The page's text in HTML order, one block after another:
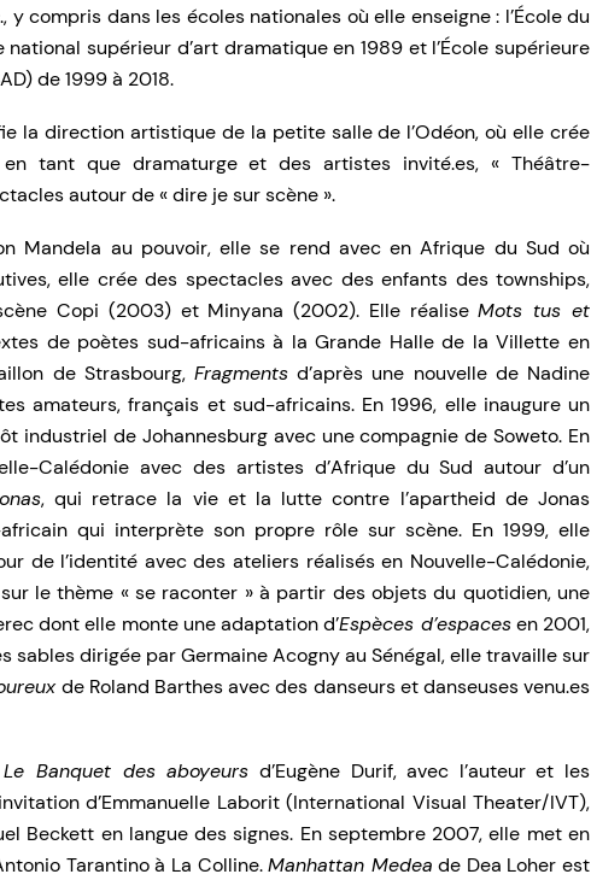
., y compris dans les écoles nationales où elle enseigne : l’École du
national supérieur d’art dramatique en 1989 et l’École supérieure
de 1999 à 2018.
la direction artistique de la petite salle de l’Odéon, où elle crée
en tant que dramaturge et des artistes invité.es, « Théâtre-
autour de « dire je sur scène ».
Mandela au pouvoir, elle se rend avec en Afrique du Sud où
elle crée des spectacles avec des enfants des townships,
Copi (2003) et Minyana (2002). Elle réaliseMots tus et
de poètes sud-africains à la Grande Halle de la Villette en
de Strasbourg, Fragmentsd’après une nouvelle de Nadine
amateurs, français et sud-africains. En 1996, elle inaugure un
industriel de Johannesburg avec une compagnie de Soweto. En
Calédonie avec des artistes d’Afrique du Sud autour d’un
, qui retrace la vie et la lutte contre l’apartheid de Jonas
qui interprète son propre rôle sur scène. En 1999, elle
de l’identité avec des ateliers réalisés en Nouvelle-Calédonie,
le thème « se raconter » à partir des objets du quotidien, une
dont elle monte une adaptation d’Espèces d’espacesen 2001,
sables dirigée par Germaine Acogny au Sénégal, elle travaille sur
de Roland Barthes avec des danseurs et danseuses venu.es
Le Banquet des aboyeurs d’Eugène Durif, avec l’auteur et les
d’Emmanuelle Laborit (International Visual Theater/IVT),
Beckett en langue des signes. En septembre 2007, elle met en
Tarantino à La Colline.Manhattan Medea de Dea Loher est